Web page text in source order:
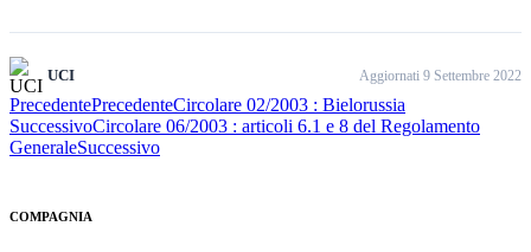
UCI Aggiornati 9 Settembre 2022
PrecedentePrecedenteCircolare 02/2003 : Bielorussia
SuccessivoCircolare 06/2003 : articoli 6.1 e 8 del Regolamento
GeneraleSuccessivo
COMPAGNIA